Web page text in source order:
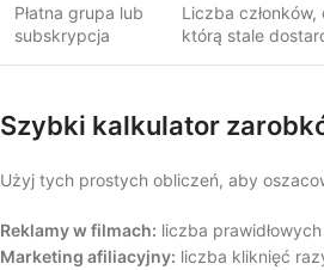
Płatna grupa lub
subskrypcja
Liczba
którą stale
Szybki kalkulator
Użyj tych prostych obliczeń, aby
Reklamy w filmach: liczba
Marketing afiliacyjny: liczba kliknięć